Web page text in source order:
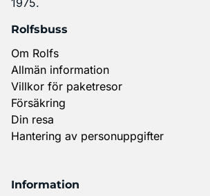
Rolfsbuss
Om Rolfs
Allmän information
Villkor för paketresor
Försäkring
Din resa
Hantering av personuppgifter
Information